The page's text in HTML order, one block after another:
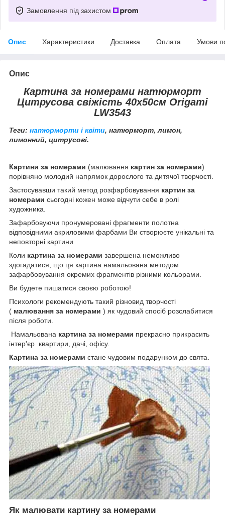
Замовлення під захистом
Опис Характеристики Доставка Оплата Умови
Опис
Картина за номерами натюрморт
Цитрусова свіжість 40х50см Origami
LW3543
Теги: натюрморти і квіти, натюрморт, лимон,
лимонний, цитрусові.
Картини за номерами (малювання картин за номерами)
порівняно молодий напрямок дорослого та дитячої творчості.
Застосувавши такий метод розфарбовування картин за
номерами сьогодні кожен може відчути себе в ролі
художника.
Зафарбовуючи пронумеровані фрагменти полотна
відповідними акриловими фарбами Ви створюєте унікальні та
неповторні картини
Коли картина за номерами завершена неможливо
здогадатися, що ця картина намальована методом
зафарбовування окремих фрагментів різними кольорами.
Ви будете пишатися своєю роботою!
Психологи рекомендують такий різновид творчості
( малювання за номерами ) як чудовий спосіб розслабитися
після роботи.
Намальована картина за номерами прекрасно прикрасить
інтер'єр квартири, дачі, офісу.
Картина за номерами стане чудовим подарунком до свята.
Як малювати картину за номерами